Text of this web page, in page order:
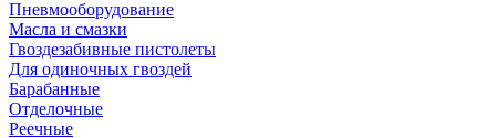
Пневмооборудование
Масла и смазки
Гвоздезабивные пистолеты
Для одиночных гвоздей
Барабанные
Отделочные
Реечные